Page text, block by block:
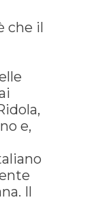
che il
e,
Il